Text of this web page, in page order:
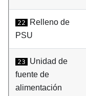
22
Relleno de
PSU
23
Unidad de
fuente de
alimentación